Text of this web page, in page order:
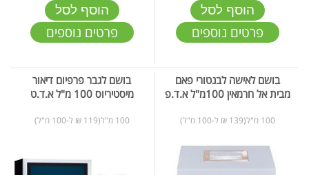
הוסף לסל
פרטים נוספים
הוסף לסל
פרטים נוספים
בושם לאישה לבנטורי פאם
מבית אל חרמאין 100מ"ל א.ד.פ
100 מ"ל(139 ₪ ל-100 מ"ל)
בושם לגבר פרפיום דיאור
מיסטיריוס 100 מ"ל א.ד.ט
100 מ"ל(119 ₪ ל-100 מ"ל)